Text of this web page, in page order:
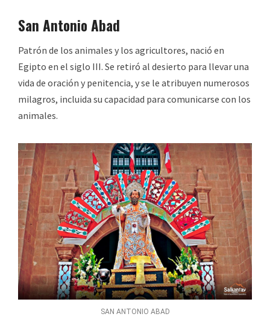
San Antonio Abad
Patrón de los animales y los agricultores, nació en
Egipto en el siglo III. Se retiró al desierto para llevar una
vida de oración y penitencia, y se le atribuyen numerosos
milagros, incluida su capacidad para comunicarse con los
animales.
SAN ANTONIO ABAD